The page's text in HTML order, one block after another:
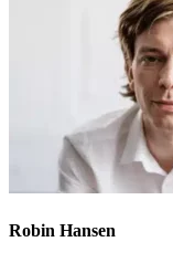
Robin Hansen